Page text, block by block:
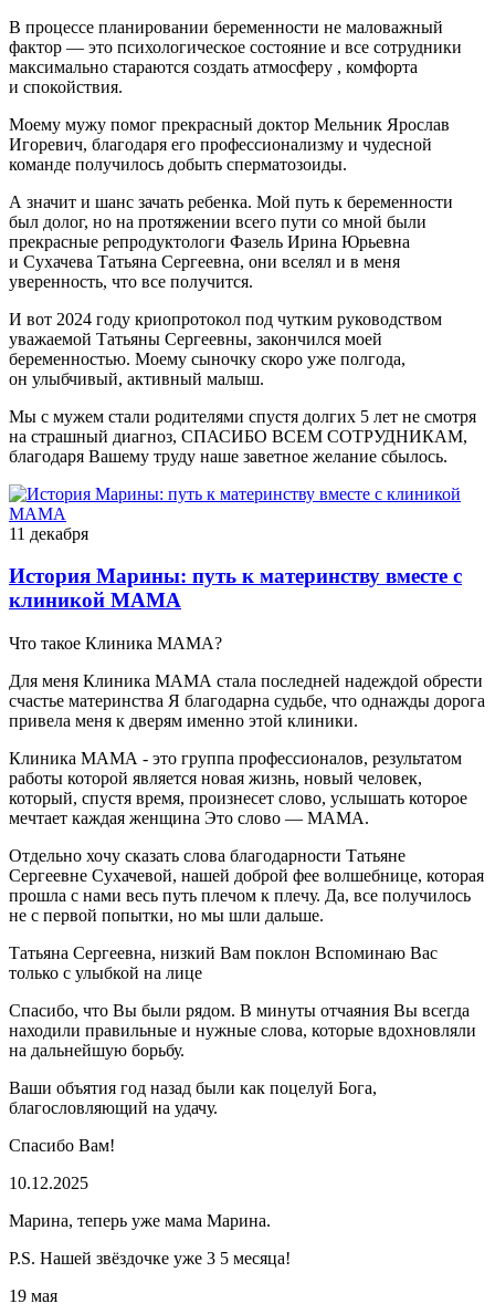
В процессе планировании беременности не маловажный
фактор — это психологическое состояние и все сотрудники
максимально стараются создать атмосферу , комфорта
и спокойствия.
Моему мужу помог прекрасный доктор Мельник Ярослав
Игоревич, благодаря его профессионализму и чудесной
команде получилось добыть сперматозоиды.
А значит и шанс зачать ребенка. Мой путь к беременности
был долог, но на протяжении всего пути со мной были
прекрасные репродуктологи Фазель Ирина Юрьевна
и Сухачева Татьяна Сергеевна, они вселял и в меня
уверенность, что все получится.
И вот 2024 году криопротокол под чутким руководством
уважаемой Татьяны Сергеевны, закончился моей
беременностью. Моему сыночку скоро уже полгода,
он улыбчивый, активный малыш.
Мы с мужем стали родителями спустя долгих 5 лет не смотря
на страшный диагноз, СПАСИБО ВСЕМ СОТРУДНИКАМ,
благодаря Вашему труду наше заветное желание сбылось.
11 декабря
История Марины: путь к материнству вместе с
клиникой МАМА
Что такое Клиника МАМА?
Для меня Клиника МАМА стала последней надеждой обрести
счастье материнства Я благодарна судьбе, что однажды дорога
привела меня к дверям именно этой клиники.
Клиника МАМА - это группа профессионалов, результатом
работы которой является новая жизнь, новый человек,
который, спустя время, произнесет слово, услышать которое
мечтает каждая женщина Это слово — МАМА.
Отдельно хочу сказать слова благодарности Татьяне
Сергеевне Сухачевой, нашей доброй фее волшебнице, которая
прошла с нами весь путь плечом к плечу. Да, все получилось
не с первой попытки, но мы шли дальше.
Татьяна Сергеевна, низкий Вам поклон Вспоминаю Вас
только с улыбкой на лице
Спасибо, что Вы были рядом. В минуты отчаяния Вы всегда
находили правильные и нужные слова, которые вдохновляли
на дальнейшую борьбу.
Ваши объятия год назад были как поцелуй Бога,
благословляющий на удачу.
Спасибо Вам!
10.12.2025
Марина, теперь уже мама Марина.
P.S. Нашей звёздочке уже 3 5 месяца!
19 мая